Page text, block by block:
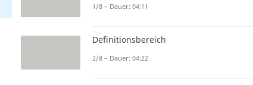
1/8 – Dauer: 04:11
Definitionsbereich
2/8 – Dauer: 04:22